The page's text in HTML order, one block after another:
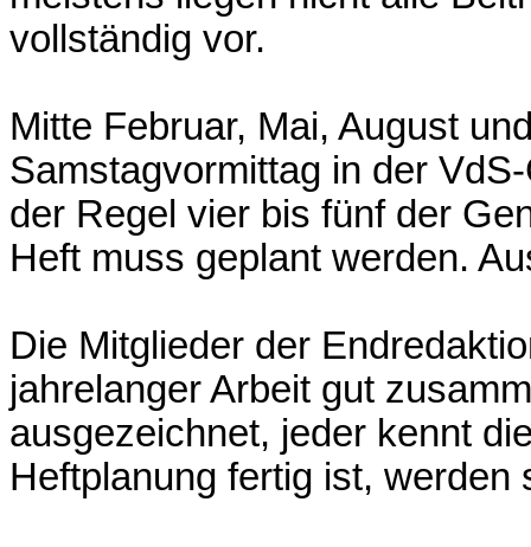
vollständig vor.
Mitte Februar, Mai, August
Samstagvormittag in der
der Regel vier bis fünf der
Heft muss geplant werden.
Die Mitglieder der
jahrelanger Arbeit gut
ausgezeichnet, jeder kennt
Heftplanung fertig ist, werden